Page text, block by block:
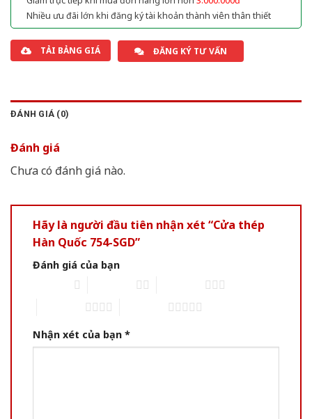
Nhiều ưu đãi lớn khi đăng ký tài khoản thành viên thân thiết
TẢI BẢNG GIÁ ĐĂNG KÝ TƯ VẤN
ĐÁNH GIÁ (0)
Đánh giá
Chưa có đánh giá nào.
Hãy là người đầu tiên nhận xét “Cửa thép
Hàn Quốc 754-SGD”
Đánh giá của bạn
Nhận xét của bạn *